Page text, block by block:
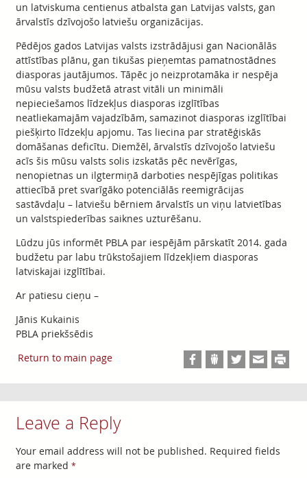
un latviskuma centienus atbalsta gan Latvijas valsts, gan
ārvalstīs dzīvojošo latviešu organizācijas.
Pēdējos gados Latvijas valsts izstrādājusi gan Nacionālās
attīstības plānu, gan tikušas pieņemtas pamatnostādnes
diasporas jautājumos. Tāpēc jo neizprotamāka ir nespēja
mūsu valsts budžetā atrast vitāli un minimāli
nepieciešamos līdzekļus diasporas izglītības
neatliekamajām vajadzībām, samazinot diasporas izglītībai
piešķirto līdzekļu apjomu. Tas liecina par stratēģiskās
domāšanas deficītu. Diemžēl, ārvalstīs dzīvojošo latviešu
acīs šis mūsu valsts solis izskatās pēc nevērīgas,
nenopietnas un ilgtermiņā darboties nespējīgas politikas
attiecībā pret svarīgāko potenciālās reemigrācijas
sastāvdaļu – latviešu bērniem ārvalstīs un viņu latvietības
un valstspiederības saiknes uzturēšanu.
Lūdzu jūs informēt PBLA par iespējām pārskatīt 2014. gada
budžetu par labu trūkstošajiem līdzekļiem diasporas
latviskajai izglītībai.
Ar patiesu cieņu –
Jānis Kukainis
PBLA priekšsēdis
Return to main page
Leave a Reply
Your email address will not be published. Required fields
are marked *